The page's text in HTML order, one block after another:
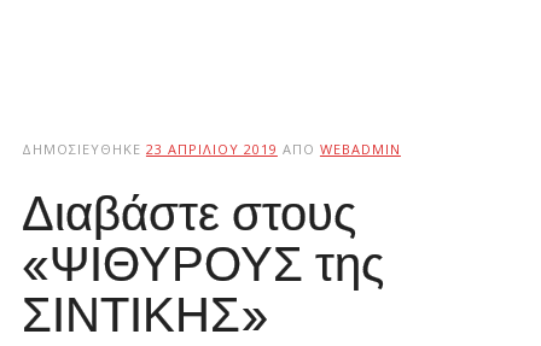
ΔΗΜΟΣΙΕΎΘΗΚΕ 23 ΑΠΡΙΛΊΟΥ 2019 ΑΠΌ WEBADMIN
Διαβάστε στους
«ΨΙΘΥΡΟΥΣ της
ΣΙΝΤΙΚΗΣ»